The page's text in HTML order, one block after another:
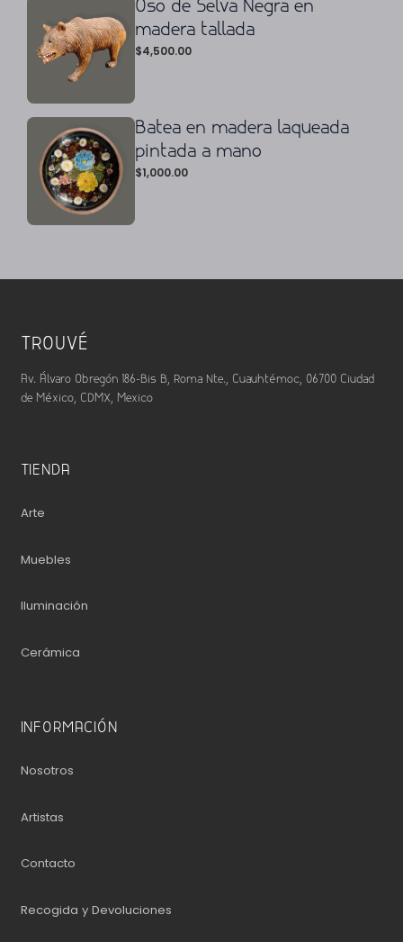
Oso de Selva Negra en
madera tallada
$4,500.00
Batea en madera laqueada
pintada a mano
$1,000.00
TROUVÉ
Av. Álvaro Obregón 186-Bis B, Roma Nte., Cuauhtémoc, 06700 Ciudad
de México, CDMX, Mexico
TIENDA
Arte
Muebles
Iluminación
Cerámica
INFORMACIÓN
Nosotros
Artistas
Contacto
Recogida y Devoluciones